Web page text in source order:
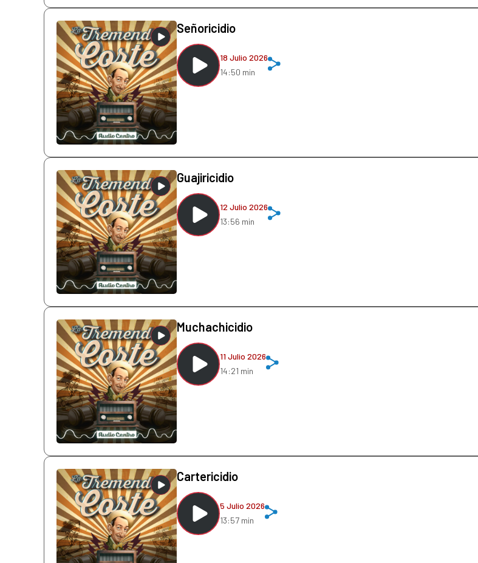
Señoricidio
18 Julio 2026
14:50 min
Guajiricidio
12 Julio 2026
13:56 min
Muchachicidio
11 Julio 2026
14:21 min
Cartericidio
5 Julio 2026
13:57 min